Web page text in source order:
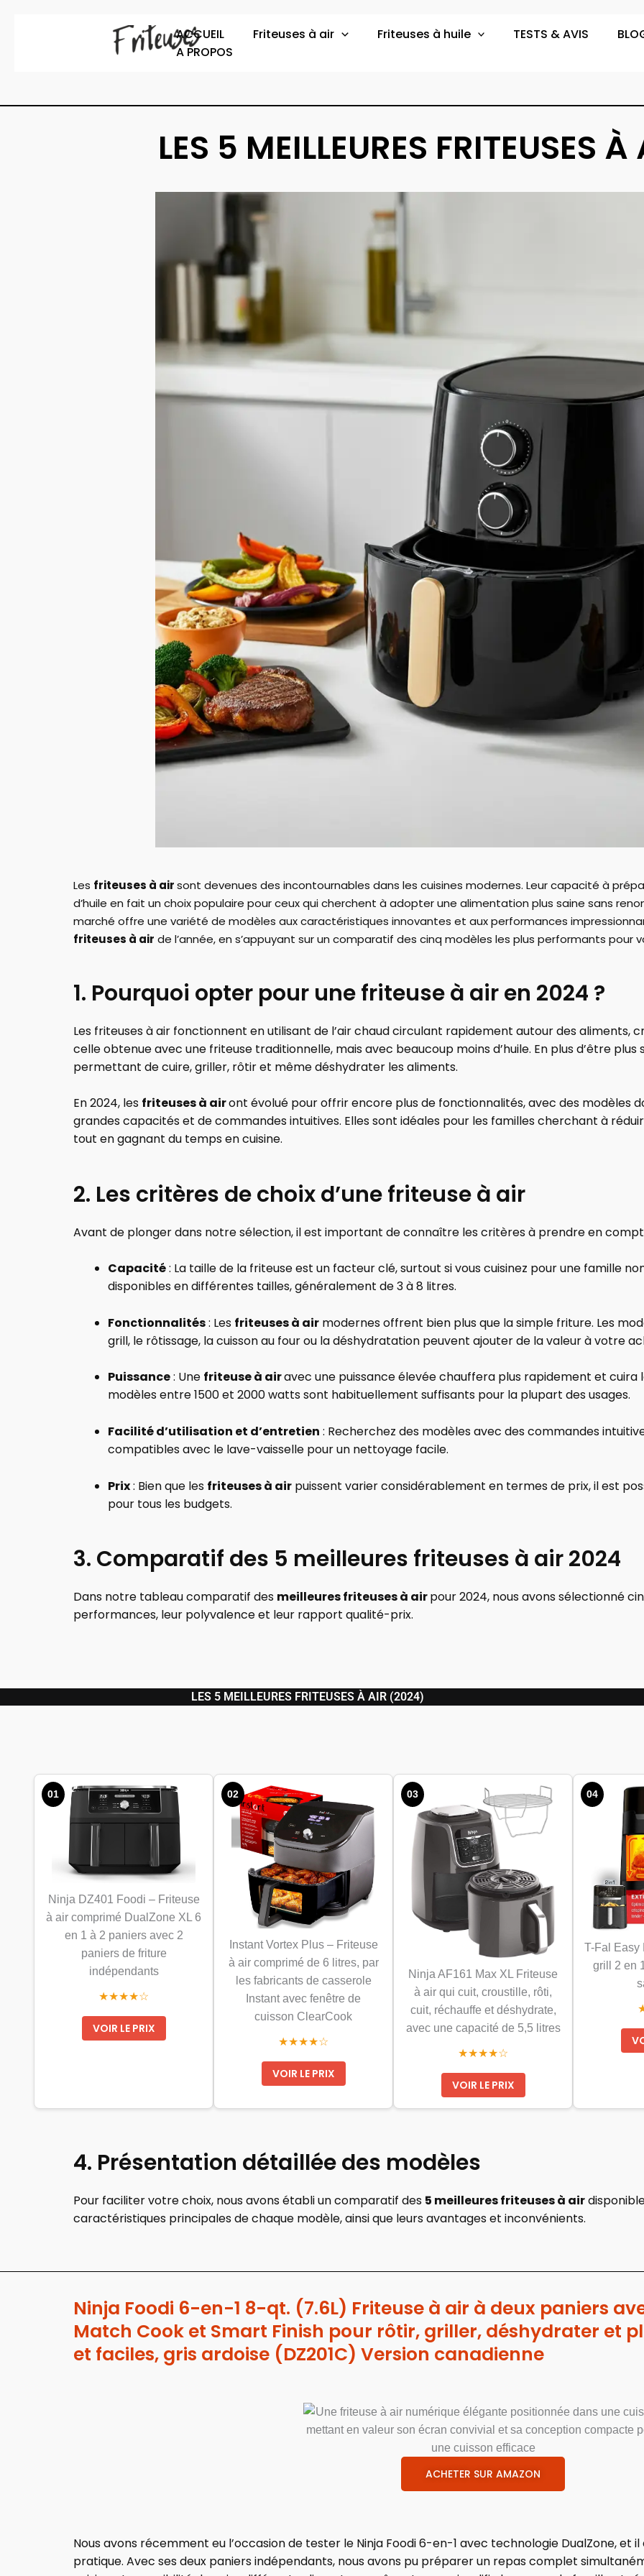
ACCUEIL Friteuses à air Friteuses à huile TESTS & AVIS
A PROPOS
LES 5 MEILLEURES FRITEUSES
Les friteuses à airsont devenues des incontournables dans les cuisines modernes. Leur capacité à
d’huile en fait un choix populaire pour ceux qui cherchent à adopter une alimentation plus saine sans
marché offre une variété de modèles aux caractéristiques innovantes et aux performances
friteuses à air de l’année, en s’appuyant sur un comparatif des cinq modèles les plus performants pour
1. Pourquoi opter pour une friteuse à air en 2024 ?
Les friteuses à air fonctionnent en utilisant de l’air chaud circulant rapidement autour des aliments,
celle obtenue avec une friteuse traditionnelle, mais avec beaucoup moins d’huile. En plus d’être
permettant de cuire, griller, rôtir et même déshydrater les aliments.
En 2024, les friteuses à airont évolué pour offrir encore plus de fonctionnalités, avec des modèles
grandes capacités et de commandes intuitives. Elles sont idéales pour les familles cherchant à
tout en gagnant du temps en cuisine.
2. Les critères de choix d’une friteuse à air
Avant de plonger dans notre sélection, il est important de connaître les critères à prendre en
Capacité: La taille de la friteuse est un facteur clé, surtout si vous cuisinez pour une famille
disponibles en différentes tailles, généralement de 3 à 8 litres.
Fonctionnalités: Les friteuses à air modernes offrent bien plus que la simple friture. Les
grill, le rôtissage, la cuisson au four ou la déshydratation peuvent ajouter de la valeur à votre
Puissance: Une friteuse à airavec une puissance élevée chauffera plus rapidement et cuira
modèles entre 1500 et 2000 watts sont habituellement suffisants pour la plupart des usages.
Facilité d’utilisation et d’entretien : Recherchez des modèles avec des commandes
compatibles avec le lave-vaisselle pour un nettoyage facile.
Prix: Bien que les friteuses à air puissent varier considérablement en termes de prix, il est
pour tous les budgets.
3. Comparatif des 5 meilleures friteuses à air 2024
Dans notre tableau comparatif des meilleures friteuses à airpour 2024, nous avons sélectionné
performances, leur polyvalence et leur rapport qualité-prix.
LES 5 MEILLEURES FRITEUSES À AIR (2024)
01
Ninja DZ401 Foodi – Friteuse
à air comprimé DualZone XL 6
en 1 à 2 paniers avec 2
paniers de friture
indépendants
★★★★☆
VOIR LE PRIX
02
Instant Vortex Plus – Friteuse
à air comprimé de 6 litres, par
les fabricants de casserole
Instant avec fenêtre de
cuisson ClearCook
★★★★☆
VOIR LE PRIX
03
Ninja AF161 Max XL Friteuse
à air qui cuit, croustille, rôti,
cuit, réchauffe et déshydrate,
avec une capacité de 5,5 litres
★★★★☆
VOIR LE PRIX
04
T-Fal Easy
grill 2 en
4. Présentation détaillée des modèles
Pour faciliter votre choix, nous avons établi un comparatif des 5 meilleuresfriteuses à air
caractéristiques principales de chaque modèle, ainsi que leurs avantages et inconvénients.
Ninja Foodi 6-en-1 8-qt. (7.6L) Friteuse à air à deux paniers
Match Cook et Smart Finish pour rôtir, griller, déshydrater et
et faciles, gris ardoise (DZ201C) Version canadienne
ACHETER SUR AMAZON
Nous avons récemment eu l’occasion de tester le Ninja Foodi 6-en-1 avec technologie DualZone, et
pratique. Avec ses deux paniers indépendants, nous avons pu préparer un repas complet